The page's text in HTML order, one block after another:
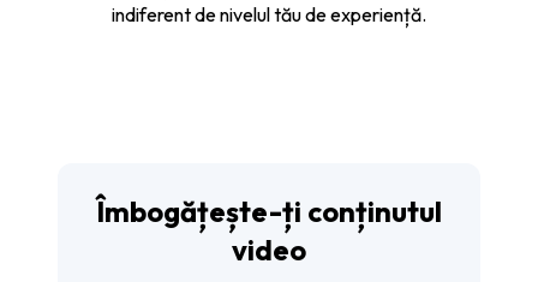
indiferent de nivelul tău de experiență.
Îmbogățește-ți conținutul
video